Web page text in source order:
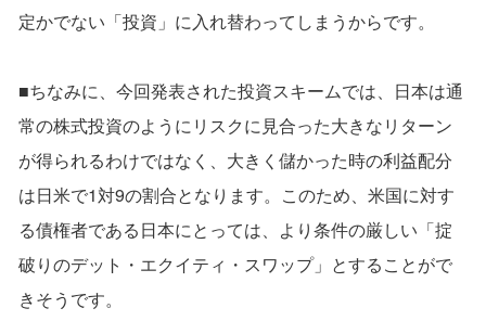
定かでない「投資」に入れ替わってしまうからです。
■ちなみに、今回発表された投資スキームでは、日本は通
常の株式投資のようにリスクに見合った大きなリターン
が得られるわけではなく、大きく儲かった時の利益配分
は日米で1対9の割合となります。このため、米国に対す
る債権者である日本にとっては、より条件の厳しい「掟
破りのデット・エクイティ・スワップ」とすることがで
きそうです。